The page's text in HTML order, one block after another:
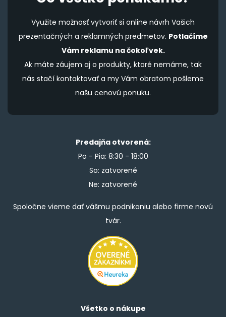
Využite možnosť vytvoriť si online návrh Vašich
prezentačných a reklamných predmetov. Potlačíme
Vám reklamu na čokoľvek.
Ak máte záujem aj o produkty, ktoré nemáme, tak
nás stačí kontaktovať a my Vám obratom pošleme
našu cenovú ponuku.
Predajňa otvorená:
Po - Pia: 8:30 - 18:00
So: zatvorené
Ne: zatvorené
Spoločne vieme dať vášmu podnikaniu alebo firme novú
tvár.
Všetko o nákupe